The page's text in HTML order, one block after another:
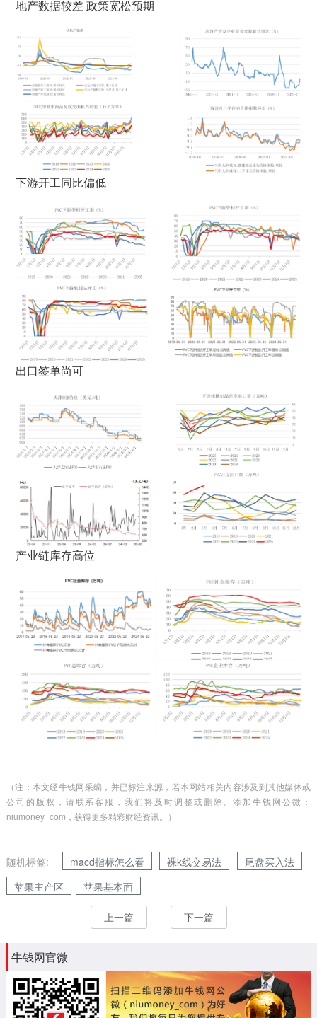
地产数据较差 政策宽松预期
下游开工同比偏低
出口签单尚可
产业链库存高位
（注：本文经牛钱网采编，并已标注来源，若本网站相关内容涉及到其他媒体或
公司的版权，请联系客服，我们将及时调整或删除。添加牛钱网公微：
niumoney_com，获得更多精彩财经资讯。）
随机标签: macd指标怎么看 裸k线交易法
尾盘买入法
苹果主产区
苹果基本面
上一篇 下一篇
牛钱网官微